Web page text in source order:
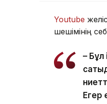
Youtube
шешімінің
– Бұл
Егер